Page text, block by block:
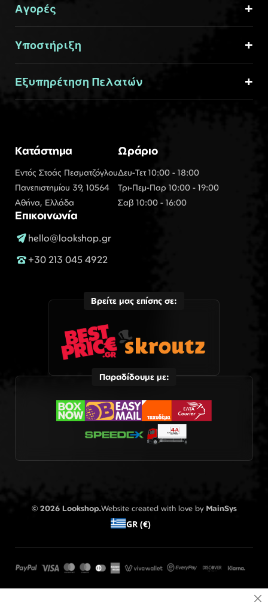
Αγορές
Υποστήριξη
Εξυπηρέτηση Πελατών
Κατάστημα
Εντός Στοάς Πεσματζόγλου
Πανεπιστημίου 39, 10564
Αθήνα, Ελλάδα
Ωράριο
Δευ-Τετ 10:00 - 18:00
Τρι-Πεμ-Παρ 10:00 - 19:00
Σαβ 10:00 - 16:00
Επικοινωνία
hello@lookshop.gr
+30 213 045 4922
Βρείτε μας επίσης σε:
Παραδίδουμε με:
© 2026 Lookshop.Website created with love by MainSys
GR (€)